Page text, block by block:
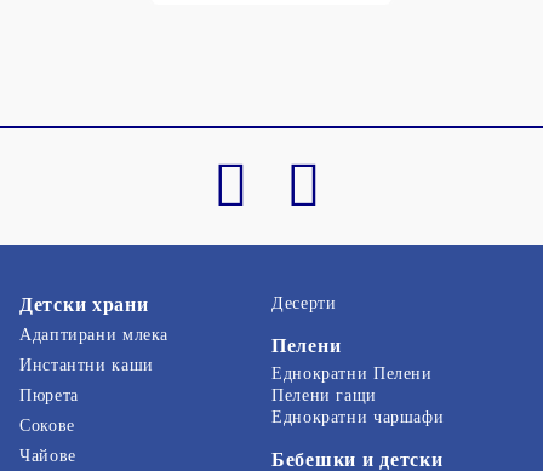
Детски храни
Адаптирани млека
Инстантни каши
Пюрета
Сокове
Чайове
Десерти
Пелени
Еднократни Пелени
Пелени гащи
Еднократни чаршафи
Бебешки и детски